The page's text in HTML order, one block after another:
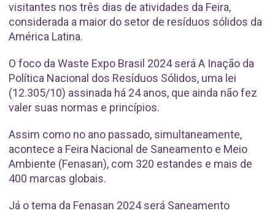
visitantes nos três dias de atividades da Feira,
considerada a maior do setor de resíduos sólidos da
América Latina.
O foco da Waste Expo Brasil 2024 será A Inação da
Política Nacional dos Resíduos Sólidos, uma lei
(12.305/10) assinada há 24 anos, que ainda não fez
valer suas normas e princípios.
Assim como no ano passado, simultaneamente,
acontece a Feira Nacional de Saneamento e Meio
Ambiente (Fenasan), com 320 estandes e mais de
400 marcas globais.
Já o tema da Fenasan 2024 será Saneamento